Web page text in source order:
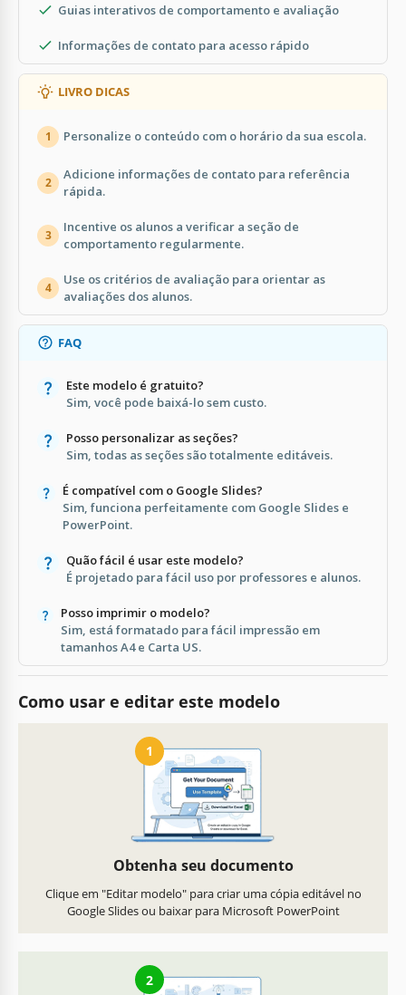
Guias interativos de comportamento e avaliação
Informações de contato para acesso rápido
LIVRO DICAS
1 Personalize o conteúdo com o horário da sua escola.
2
Adicione informações de contato para referência
rápida.
3
Incentive os alunos a verificar a seção de
comportamento regularmente.
4
Use os critérios de avaliação para orientar as
avaliações dos alunos.
FAQ
Este modelo é gratuito?
Sim, você pode baixá-lo sem custo.
Posso personalizar as seções?
Sim, todas as seções são totalmente editáveis.
É compatível com o Google Slides?
Sim, funciona perfeitamente com Google Slides e
PowerPoint.
Quão fácil é usar este modelo?
É projetado para fácil uso por professores e alunos.
Posso imprimir o modelo?
Sim, está formatado para fácil impressão em
tamanhos A4 e Carta US.
Como usar e editar este modelo
1
Obtenha seu documento
Clique em "Editar modelo" para criar uma cópia editável no
Google Slides ou baixar para Microsoft PowerPoint
2